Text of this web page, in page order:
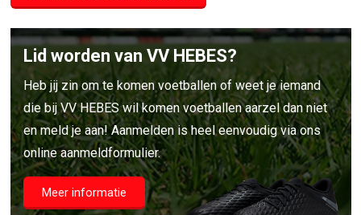
Lid worden van VV HEBES?
Heb jij zin om te komen voetballen of weet je iemand
die bij VV HEBES wil komen voetballen aarzel dan niet
en meld je aan! Aanmelden is heel eenvoudig via ons
online aanmeldformulier.
Meer informatie